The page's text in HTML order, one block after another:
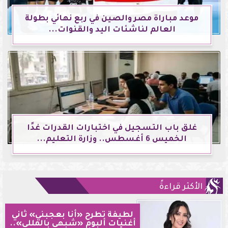
موعد مباراة مصر والصين في ربع نهائي بطولة
العالم لناشئات اليد والقنوات...
غلق باب التسجيل في اختبارات القدرات غدًا
الخميس 6 أغسطس.. وزارة التعليم...
الأكثر قراءةً
لطيفة تطرح «أنا بعجبني» ثاني
أغنيات ألبوم «شبهي بالمللي»..